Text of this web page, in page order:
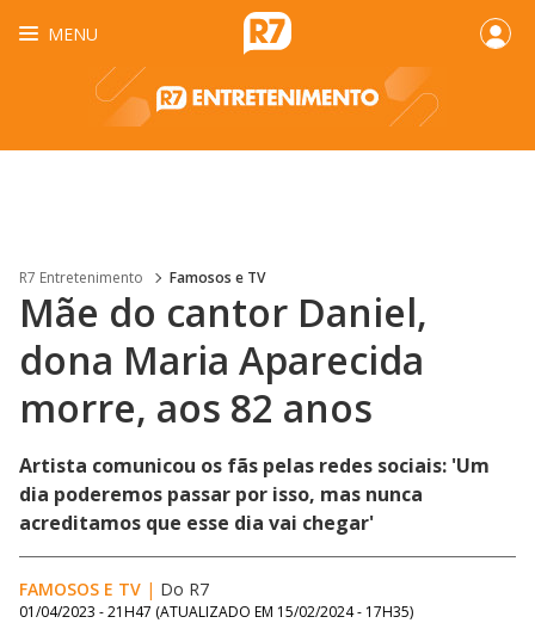
MENU
R7 Entretenimento Famosos e TV
Mãe do cantor Daniel,
dona Maria Aparecida
morre, aos 82 anos
Artista comunicou os fãs pelas redes sociais: 'Um
dia poderemos passar por isso, mas nunca
acreditamos que esse dia vai chegar'
FAMOSOS E TV | Do R7
01/04/2023 - 21H47 (ATUALIZADO EM 15/02/2024 - 17H35)